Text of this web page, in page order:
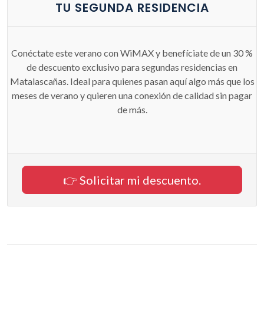
TU SEGUNDA RESIDENCIA
Conéctate este verano con WiMAX y benefíciate de un 30 %
de descuento exclusivo para segundas residencias en
Matalascañas. Ideal para quienes pasan aquí algo más que los
meses de verano y quieren una conexión de calidad sin pagar
de más.
👉 Solicitar mi descuento.